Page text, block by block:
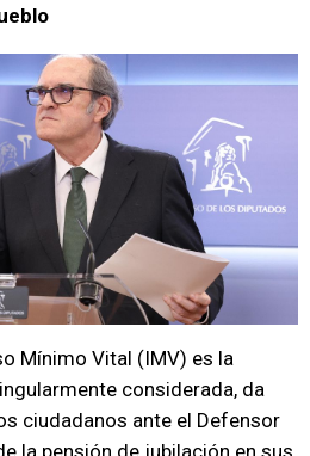
Mínimo Vital (IMV) es la
considerada, da
ciudadanos ante el Defensor
la pensión de jubilación en sus